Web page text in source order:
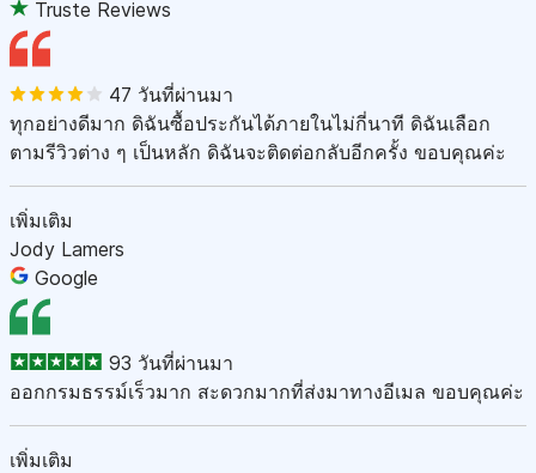
Truste Reviews
47 วันที่ผ่านมา
ทุกอย่างดีมาก ดิฉันซื้อประกันได้ภายในไม่กี่นาที ดิฉันเลือก
ตามรีวิวต่าง ๆ เป็นหลัก ดิฉันจะติดต่อกลับอีกครั้ง ขอบคุณค่ะ
เพิ่มเติม
Jody Lamers
Google
93 วันที่ผ่านมา
ออกกรมธรรม์เร็วมาก สะดวกมากที่ส่งมาทางอีเมล ขอบคุณค่ะ
เพิ่มเติม